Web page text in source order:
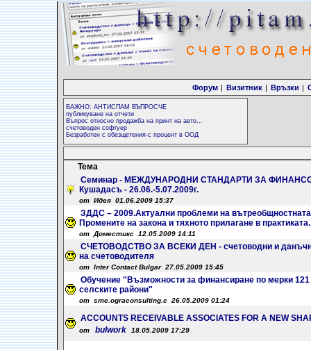
Форум | Визитник | Връзки |
ВАЖНО: АНТИСПАМ ВЪПРОСЧЕ
публикуване на отчети
Въпрос относно продажба на принт на авто...
счетоводен софтуер
Безработен с обезщетения-с процент в ООД
Тема
Семинар - МЕЖДУНАРОДНИ СТАНДАРТИ ЗА
Кушадасъ - 26.06.-5.07.2009г.
от Идея 01.06.2009 15:37
ЗДДС – 2009.Актуални проблеми на вътреобщностната
Промените на закона и тяхното прилагане в
от Доместикс 12.05.2009 14:11
СЧЕТОВОДСТВО ЗА ВСЕКИ ДЕН - счетоводни и данъчни
на счетоводителя
от Inter Contact Bulgar 27.05.2009 15:45
Обучение "Възможности за финансиране по мерки 121
селските райони"
от sme.ograconsulting.c 26.05.2009 01:24
ACCOUNTS RECEIVABLE ASSOCIATES FOR A NEW
от bulwork 18.05.2009 17:29